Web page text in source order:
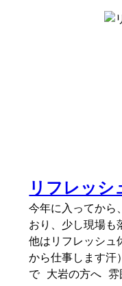
リフレッシ
今年に入ってから
おり、少し現場も
他はリフレッシュ
から仕事します
で 大岩の方へ